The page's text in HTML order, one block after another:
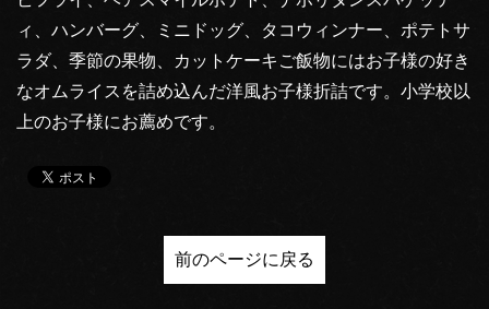
ィ、ハンバーグ、ミニドッグ、タコウィンナー、ポテトサ
ラダ、季節の果物、カットケーキご飯物にはお子様の好き
なオムライスを詰め込んだ洋風お子様折詰です。小学校以
上のお子様にお薦めです。
前のページに戻る